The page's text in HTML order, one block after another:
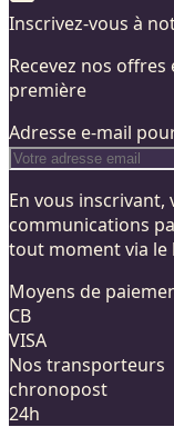
Inscrivez-vous à
Recevez nos
première
Adresse e-mail
En vous inscrivant,
communications
tout moment via le
Moyens de
CB
VISA
Nos transporteurs
chronopost
24h